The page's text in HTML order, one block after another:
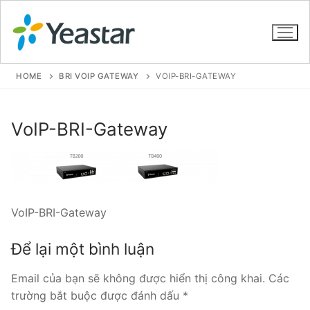
GIỚI THIỆU
SẢN PHẨM
VOIP PBX FOR SME
Tổng đài VoIP Yeastar S412
Tổng đài VoIP Yeastar S20
Tổng đài VoIP Yeastar S50
Tổng đài VoIP Yeastar S100
HOME BRI VOIP GATEWAY VOIP-BRI-GATEWAY
VoIP-BRI-Gateway
VoIP-BRI-Gateway
Để lại một bình luận
Email của bạn sẽ không được hiển thị công khai. Các
trường bắt buộc được đánh dấu *